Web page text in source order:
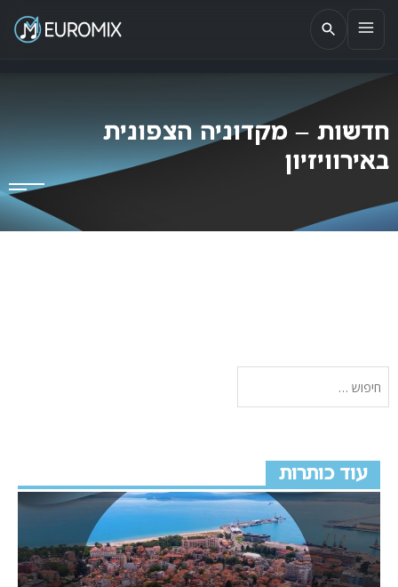
EUROMIX
אתר הבית של האירוויזיון בישראל
חדשות – מקדוניה הצפונית
באירוויזיון
עוד כותרות